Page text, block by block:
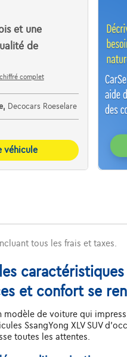
et une
de
complet
Decocars Roeselare
véhicule
tous les frais et taxes.
et confort se
modèle de voiture qui
SsangYong XLV SUV
toutes les attentes.